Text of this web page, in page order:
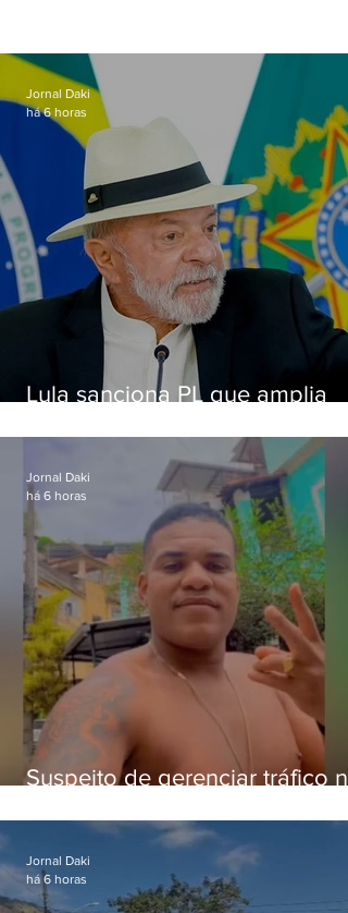
Lula sanciona PL que amplia
crianças
Jornal Daki
há 6 horas
Suspeito de gerenciar tráfico na
foragido
Jornal Daki
há 6 horas
Jornal Daki
há 6 horas